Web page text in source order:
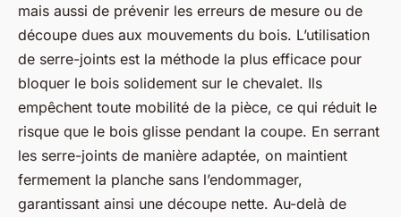
mais aussi de prévenir les erreurs de mesure ou de
découpe dues aux mouvements du bois. L’utilisation
de serre-joints est la méthode la plus efficace pour
bloquer le bois solidement sur le chevalet. Ils
empêchent toute mobilité de la pièce, ce qui réduit le
risque que le bois glisse pendant la coupe. En serrant
les serre-joints de manière adaptée, on maintient
fermement la planche sans l’endommager,
garantissant ainsi une découpe nette. Au-delà de